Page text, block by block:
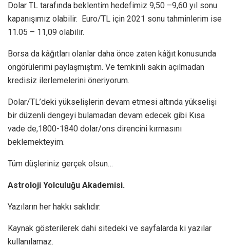
Dolar TL tarafında beklentim hedefimiz 9,50 –9,60 yıl sonu
kapanışımız olabilir. Euro/TL için 2021 sonu tahminlerim ise
11.05 – 11,09 olabilir.
Borsa da kâğıtları olanlar daha önce zaten kâğıt konusunda
öngörülerimi paylaşmıştım. Ve temkinli sakin açılmadan
kredisiz ilerlemelerini öneriyorum.
Dolar/TL’deki yükselişlerin devam etmesi altında yükselişi
bir düzenli dengeyi bulamadan devam edecek gibi Kısa
vade de,1800-1840 dolar/ons direncini kırmasını
beklemekteyim.
Tüm düşleriniz gerçek olsun…
Astroloji Yolculuğu Akademisi.
Yazıların her hakkı saklıdır.
Kaynak gösterilerek dahi sitedeki ve sayfalarda ki yazılar
kullanılamaz.